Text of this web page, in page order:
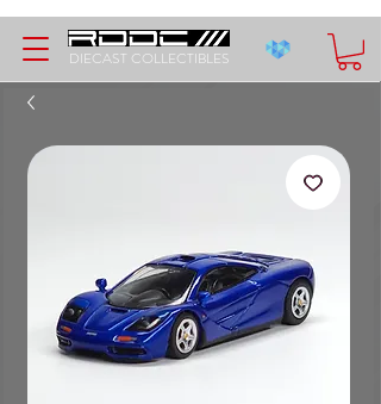
DIECAST COLLECTIBLES